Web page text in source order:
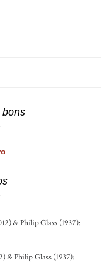
bons
& Philip Glass (1937):
& Philip Glass (1937):